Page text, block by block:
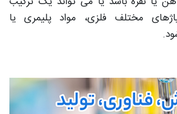
مختلف فلزی، مواد پلیمری یا